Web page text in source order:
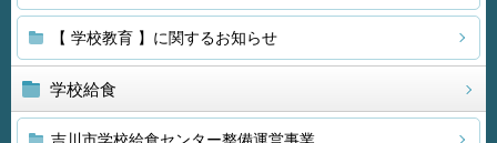
【 学校教育 】に関するお知らせ
学校給食